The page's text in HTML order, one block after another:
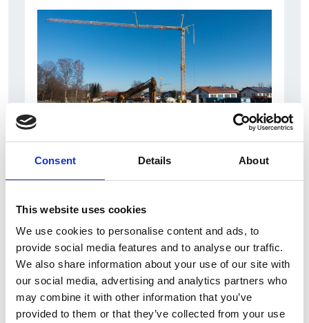
Consent Details About
This website uses cookies
We use cookies to personalise content and ads, to
provide social media features and to analyse our traffic.
We also share information about your use of our site with
our social media, advertising and analytics partners who
may combine it with other information that you’ve
provided to them or that they’ve collected from your use
Nel primo semestre è aumentata fortemente la